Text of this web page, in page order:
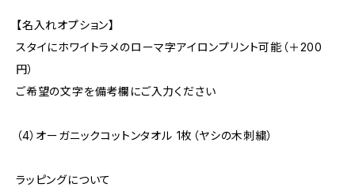
【名入れオプション】
スタイにホワイトラメのローマ字アイロンプリント可能（＋200
円）
ご希望の文字を備考欄にご入力ください
（4）オーガニックコットンタオル 1枚（ヤシの木刺繍）
ラッピングについて